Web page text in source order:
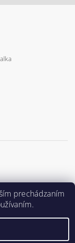
prechádzaním